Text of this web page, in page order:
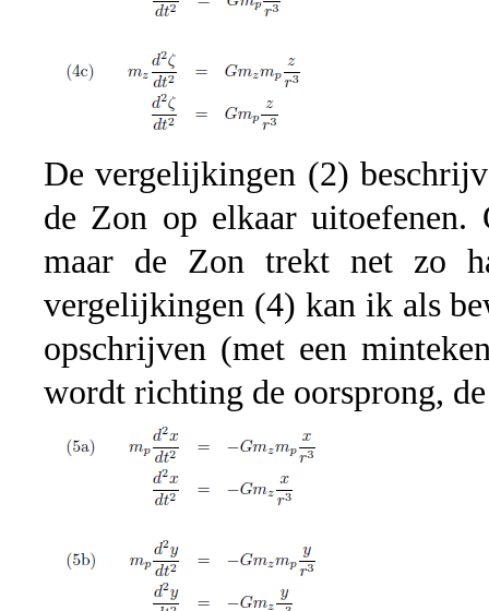
De vergelijkingen (2)
de Zon op elkaar
maar de Zon trekt net zo
vergelijkingen (4) kan ik als
opschrijven (met een
wordt richting de oorsprong,